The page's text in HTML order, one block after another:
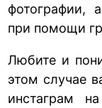
фотографии,
при помощи
Любите и
этом случае
инстаграм на